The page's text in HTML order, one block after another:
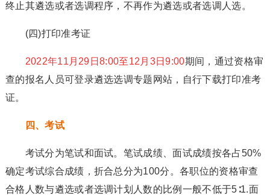
终止其遴选或者选调程序，不再作为遴选或者选调人选。
(四)打印准考证
2022年11月29日8:00至12月3日9:00期间，通过资格审
查的报名人员可登录遴选选调专题网站，自行下载打印准考
证。
四、考试
考试分为笔试和面试。笔试成绩、面试成绩按各占50%
确定考试综合成绩，折合总分为100分。各职位的资格审查
合格人数与遴选或者选调计划人数的比例一般不低于5∶1.面